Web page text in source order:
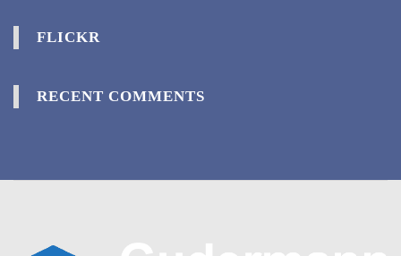
FLICKR
RECENT COMMENTS